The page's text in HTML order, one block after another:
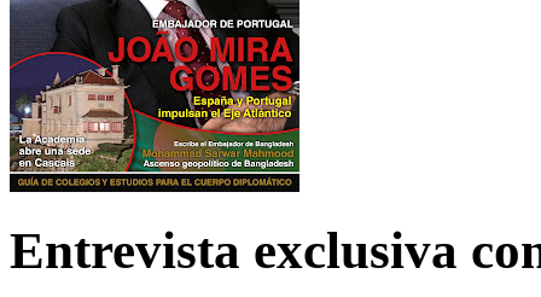
Entrevista exclusiva